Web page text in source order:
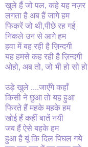
खुले हैं जो पल, कहे यह नज़र
लगता है अब हैं जागे हम
फिकरें जो थी,पीछे रह गई
निकले उन से आगे हम
हवा में बह रही है ज़िन्दगी
यह हमसे कह रही है ज़िन्दगी
ओहो, अब तो, जो भी हो सो हो
उड़े खुले ....जाएँगे कहाँ
किसी ने छुआ तो यह हुआ
फिरते हैं महके महके हम
खोई हैं कहीं बातें नयी
जब हैं ऐसे बहके हम
हुआ है यूं कि दिल पिघल गये